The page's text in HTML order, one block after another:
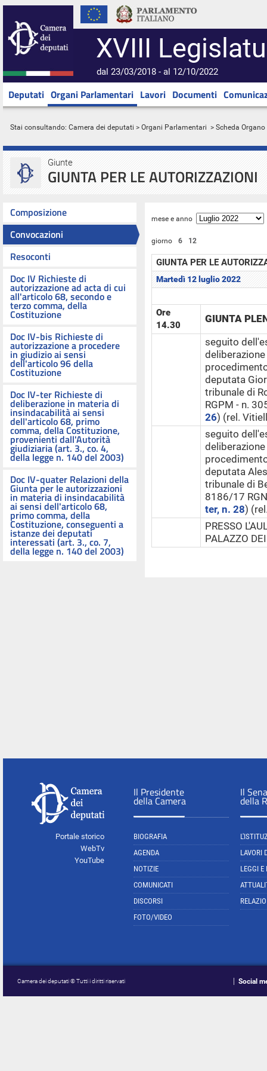
XVIII
dal 23/03/2018 - al 12/10/2022
Deputati Organi Parlamentari Lavori Documenti
Stai consultando: Camera dei deputati > Organi Parlamentari > Scheda Organo
Giunte
GIUNTA PER LE AUTORIZZAZIONI
Composizione
Convocazioni
Resoconti
Doc IV Richieste di
autorizzazione ad acta di cui
all'articolo 68, secondo e
terzo comma, della
Costituzione
Doc IV-bis Richieste di
autorizzazione a procedere
in giudizio ai sensi
dell'articolo 96 della
Costituzione
Doc IV-ter Richieste di
deliberazione in materia di
insindacabilità ai sensi
dell'articolo 68, primo
comma, della Costituzione,
provenienti dall'Autorità
giudiziaria (art. 3., co. 4,
della legge n. 140 del 2003)
Doc IV-quater Relazioni della
Giunta per le autorizzazioni
in materia di insindacabilità
ai sensi dell'articolo 68,
primo comma, della
Costituzione, conseguenti a
istanze dei deputati
interessati (art. 3., co. 7,
della legge n. 140 del 2003)
mese e anno
giorno 6 12
GIUNTA PER LE
Martedì 12 luglio 2022
Ore
14.30
GIUNTA
seguito
deputata
tribunale di
RGPM - n.
26) (rel.
seguito
deputata
tribunale di
8186/17
ter, n. 28)
PRESSO
PALAZZO
Portale storico
WebTv
YouTube
Il Presidente
della Camera
BIOGRAFIA
AGENDA
NOTIZIE
COMUNICATI
DISCORSI
FOTO/VIDEO
Il
della
LAVORI
LEGGI E
Camera dei deputati © Tutti i diritti riservati Social